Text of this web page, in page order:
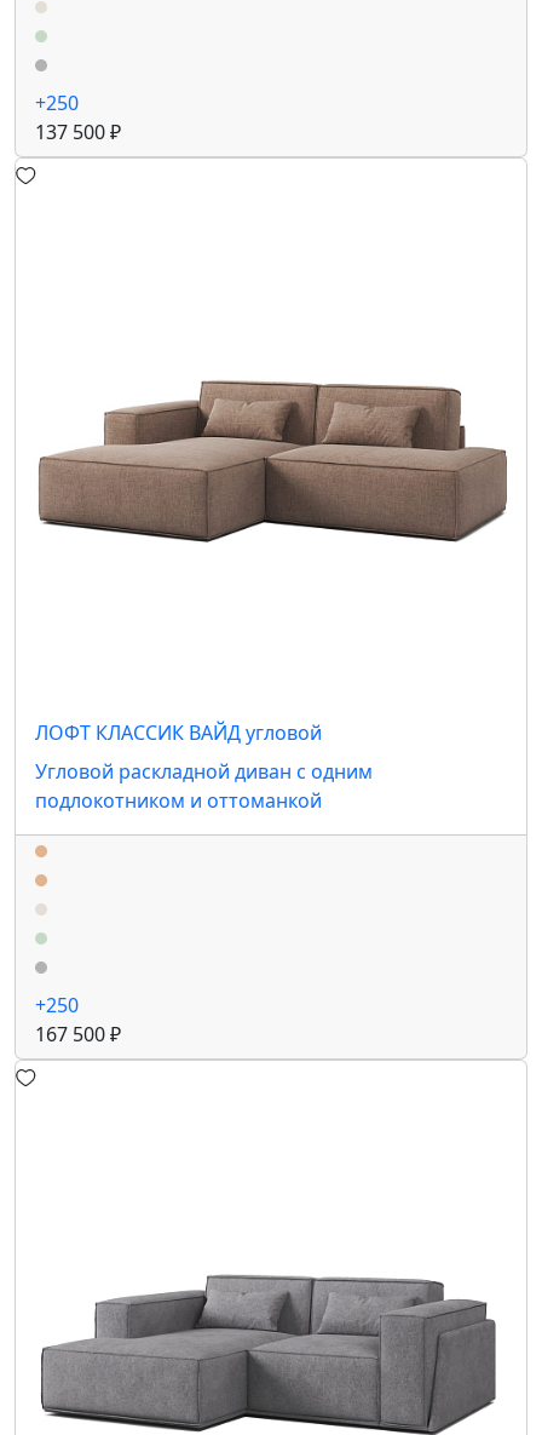
+250
137 500 ₽
ЛОФТ КЛАССИК ВАЙД угловой
Угловой раскладной диван с одним
подлокотником и оттоманкой
+250
167 500 ₽